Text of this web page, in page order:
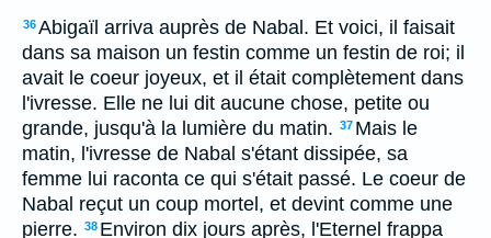
36Abigaïl arriva auprès de Nabal. Et voici, il faisait
dans sa maison un festin comme un festin de roi; il
avait le coeur joyeux, et il était complètement dans
l'ivresse. Elle ne lui dit aucune chose, petite ou
grande, jusqu'à la lumière du matin. 37 Mais le
matin, l'ivresse de Nabal s'étant dissipée, sa
femme lui raconta ce qui s'était passé. Le coeur de
Nabal reçut un coup mortel, et devint comme une
pierre. 38 Environ dix jours après, l'Eternel frappa